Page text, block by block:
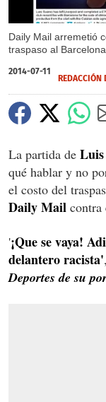
Daily Mail arremetió
traspaso al
2014-07-11
REDACCIÓN
La partida de
qué hablar y no
el costo del
Daily Mail contra
'¡Que se vaya!
delantero racista'
Deportes de su